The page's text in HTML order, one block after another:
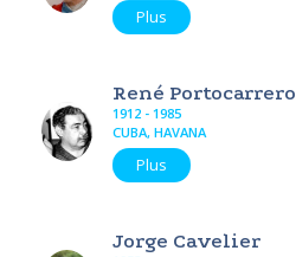
Plus
René Portocarrero
1912 - 1985
CUBA, HAVANA
Plus
Jorge Cavelier